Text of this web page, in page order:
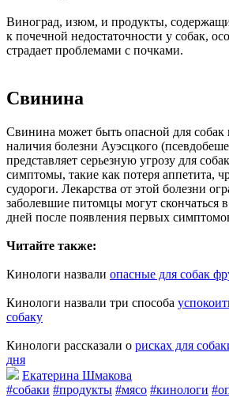
Виноград, изюм, и продукты,
к почечной недостаточности у собак,
страдает проблемами с почками.
Свинина
Свинина может быть опасной для собак
наличия болезни Ауэсцкого
представляет серьезную угрозу для
симптомы, такие как потеря аппетита,
судороги. Лекарства от этой болезни
заболевшие питомцы могут скончаться
дней после появления первых
Читайте также:
Кинологи назвали опасные для собак
Кинологи назвали три способа
собаку
Кинологи рассказали о рисках для
дня
Екатерина Шмакова
#собаки #продукты #мясо #кинологи